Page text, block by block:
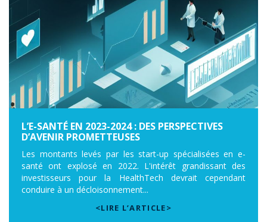
L’E-SANTÉ EN 2023-2024 : DES PERSPECTIVES
D’AVENIR PROMETTEUSES
Les montants levés par les start-up spécialisées en e-
santé ont explosé en 2022. L'intérêt grandissant des
investisseurs pour la HealthTech devrait cependant
conduire à un décloisonnement...
<LIRE L’ARTICLE>